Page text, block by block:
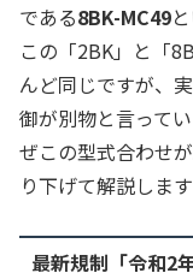
である8BK-MC49
この「2BK」と「
んど同じですが、
御が別物と言って
ぜこの型式合わせ
り下げて解説します
最新規制「令和2